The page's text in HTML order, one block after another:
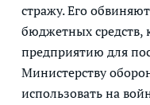
стражу. Его
бюджетных средств,
предприятию для
Министерству
использовать на